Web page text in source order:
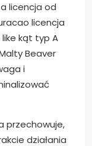
licencja od
licencja
kąt typ A
Beaver
i
przechowuje,
działania